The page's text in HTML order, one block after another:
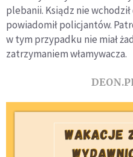
plebanii. Ksiądz nie
powiadomił policjantów.
w tym przypadku nie miał
zatrzymaniem włamywacza.